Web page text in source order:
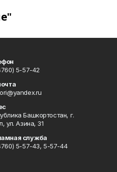
5-57-42
Башкортостан, г.
ул. Азина, 31
служба
5-57-43, 5-57-44